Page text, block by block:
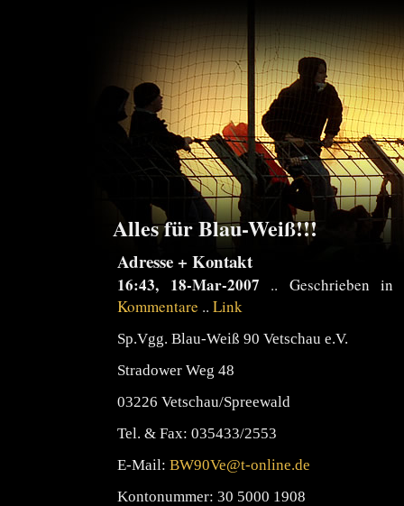
Alles für Blau-Weiß!!!
Adresse + Kontakt
16:43, 18-Mar-2007 .. Geschrieben in
Kommentare .. Link
Sp.Vgg. Blau-Weiß 90 Vetschau e.V.
Stradower Weg 48
03226 Vetschau/Spreewald
Tel. & Fax: 035433/2553
E-Mail: BW90Ve@t-online.de
Kontonummer: 30 5000 1908